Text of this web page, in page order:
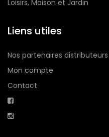
Loisirs, Maison et Jardin
Liens utiles
Nos partenaires distributeurs
Mon compte
Contact